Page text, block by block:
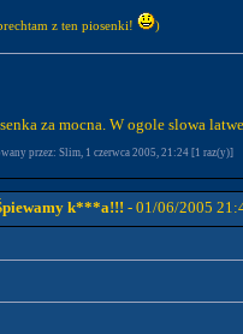
z ten piosenki! )
za mocna. W ogole slowa
przez: Slim, 1 czerwca 2005, 21:24 [1 raz(y)]
k***a!!! - 01/06/2005